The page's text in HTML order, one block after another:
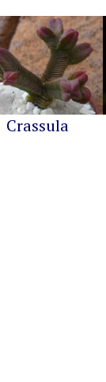
Crassula